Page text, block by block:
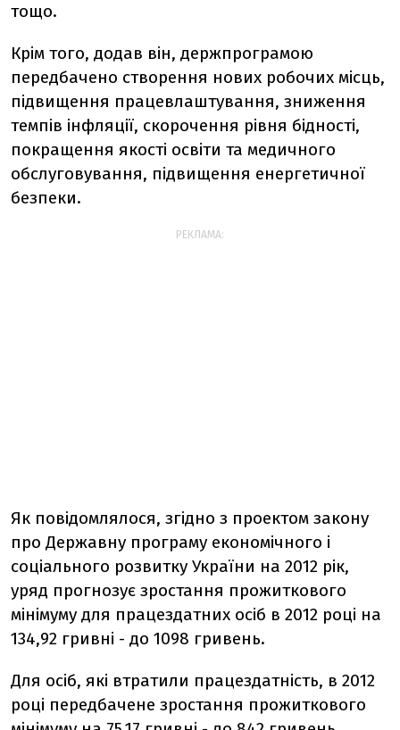
тощо.
Крім того, додав він, держпрограмою
передбачено створення нових робочих місць,
підвищення працевлаштування, зниження
темпів інфляції, скорочення рівня бідності,
покращення якості освіти та медичного
обслуговування, підвищення енергетичної
безпеки.
РЕКЛАМА:
Як повідомлялося, згідно з проектом закону
про Державну програму економічного і
соціального розвитку України на 2012 рік,
уряд прогнозує зростання прожиткового
мінімуму для працездатних осіб в 2012 році на
134,92 гривні - до 1098 гривень.
Для осіб, які втратили працездатність, в 2012
році передбачене зростання прожиткового